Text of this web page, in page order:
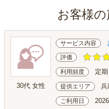
お客様の
30代 女性
サービス内容
評価
利用頻度 定
提供エリア 兵
ご利用日